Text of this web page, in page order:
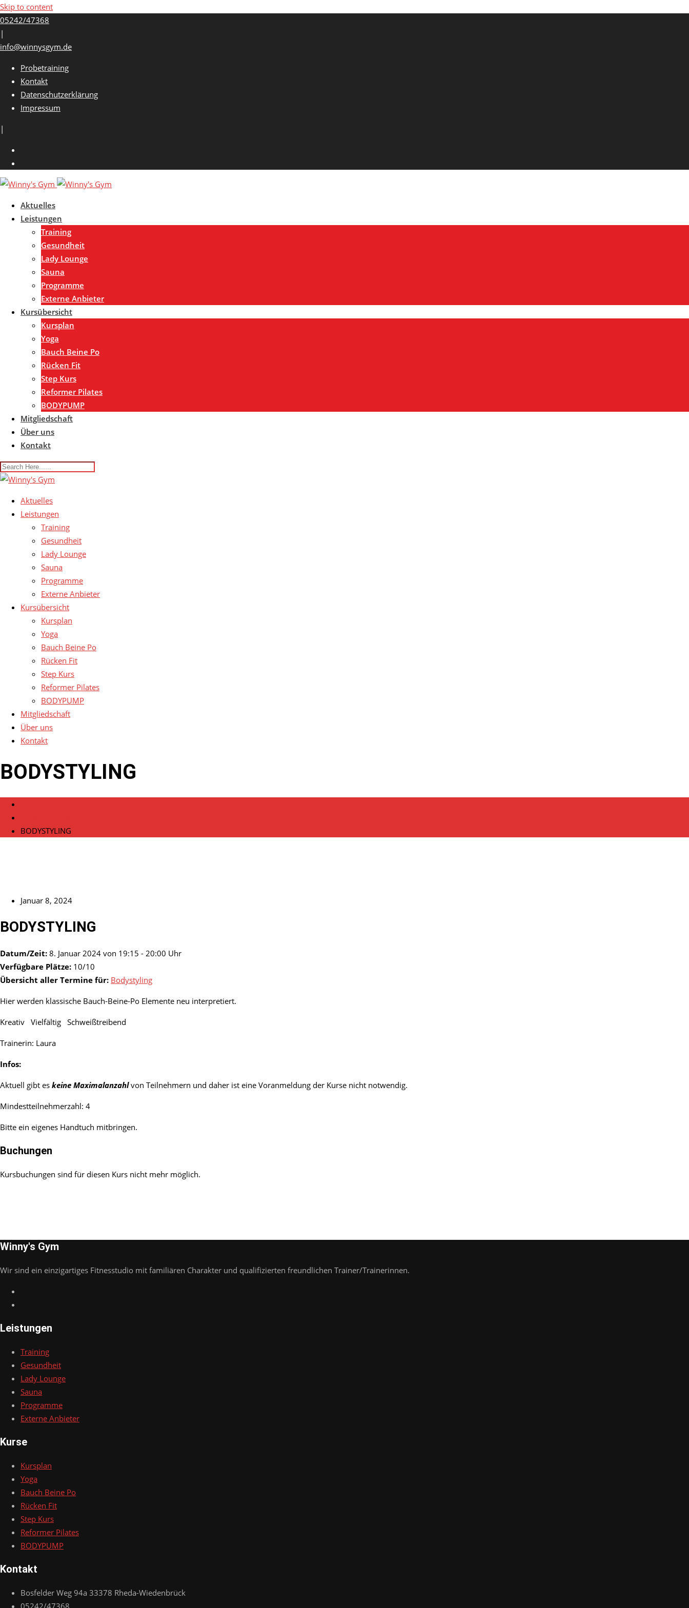
Skip to content
05242/47368
|
info@winnysgym.de
Probetraining
Kontakt
Datenschutzerklärung
Impressum
|
Aktuelles
Leistungen
Training
Gesundheit
Lady Lounge
Sauna
Programme
Externe Anbieter
Kursübersicht
Kursplan
Yoga
Bauch Beine Po
Rücken Fit
Step Kurs
Reformer Pilates
BODYPUMP
Mitgliedschaft
Über uns
Kontakt
Aktuelles
Leistungen
Training
Gesundheit
Lady Lounge
Sauna
Programme
Externe Anbieter
Kursübersicht
Kursplan
Yoga
Bauch Beine Po
Rücken Fit
Step Kurs
Reformer Pilates
BODYPUMP
Mitgliedschaft
Über uns
Kontakt
BODYSTYLING
BODYSTYLING
Januar 8, 2024
BODYSTYLING
Datum/Zeit: 8. Januar 2024 von 19:15 - 20:00 Uhr
Verfügbare Plätze: 10/10
Übersicht aller Termine für: Bodystyling
Hier werden klassische Bauch-Beine-Po Elemente neu interpretiert.
Kreativ Vielfältig Schweißtreibend
Trainerin: Laura
Infos:
Aktuell gibt es keine Maximalanzahlvon Teilnehmern und daher ist eine Voranmeldung der Kurse nicht notwendig.
Mindestteilnehmerzahl: 4
Bitte ein eigenes Handtuch mitbringen.
Buchungen
Kursbuchungen sind für diesen Kurs nicht mehr möglich.
Winny's Gym
Wir sind ein einzigartiges Fitnesstudio mit familiären Charakter und qualifizierten freundlichen Trainer/Trainerinnen.
Leistungen
Training
Gesundheit
Lady Lounge
Sauna
Programme
Externe Anbieter
Kurse
Kursplan
Yoga
Bauch Beine Po
Rücken Fit
Step Kurs
Reformer Pilates
BODYPUMP
Kontakt
Bosfelder Weg 94a 33378 Rheda-Wiedenbrück